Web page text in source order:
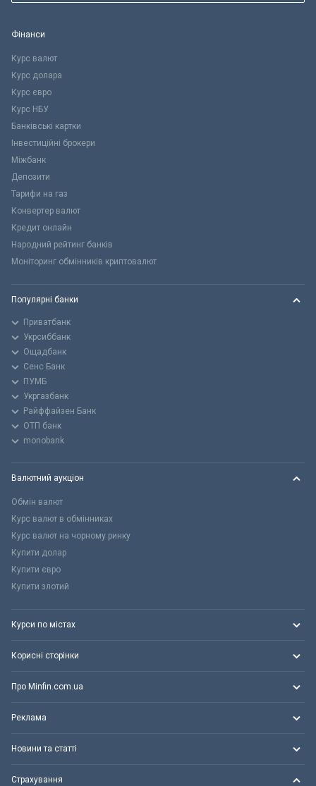
Фінанси
Курс валют
Курс долара
Курс євро
Курс НБУ
Банківські картки
Інвестиційні брокери
Міжбанк
Депозити
Тарифи на газ
Конвертер валют
Кредит онлайн
Народний рейтинг банків
Моніторинг обмінників криптовалют
Популярні банки
Приватбанк
Укрсиббанк
Ощадбанк
Сенс Банк
ПУМБ
Укргазбанк
Райффайзен Банк
ОТП банк
monobank
Валютний аукціон
Обмін валют
Курс валют в обмінниках
Курс валют на чорному ринку
Купити долар
Купити євро
Купити злотий
Курси по містах
Корисні сторінки
Про Minfin.com.ua
Реклама
Новини та статті
Страхування